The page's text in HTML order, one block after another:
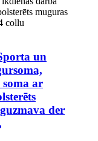
un
ar
der